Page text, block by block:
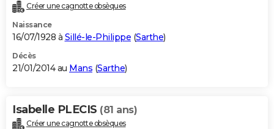
Créer une cagnotte obsèques
Naissance
16/07/1928 à Sillé-le-Philippe (Sarthe)
Décès
21/01/2014 au Mans (Sarthe)
Isabelle PLECIS (81 ans)
Créer une cagnotte obsèques